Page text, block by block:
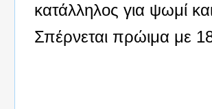
κατάλληλος για ψωμί
Σπέρνεται πρώιμα με